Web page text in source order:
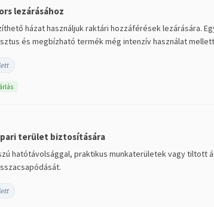
lezárásához
házat használjuk raktári hozzáférések lezárására.
és megbízható termék még intenzív használat
terület biztosítására
hatótávolsággal, praktikus munkaterületek vagy tiltott